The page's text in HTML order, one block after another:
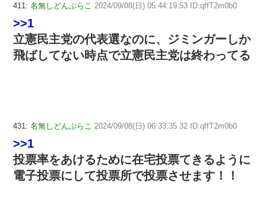
411: 名無しどんぶらこ 2024/09/08(日) 05:44:19.53 ID:qffT2m0b0
>>1
立憲民主党の代表選なのに、ジミンガーしか
飛ばしてない時点で立憲民主党は終わってる
431: 名無しどんぶらこ 2024/09/08(日) 06:33:35.32 ID:qffT2m0b0
>>1
投票率をあけるために在宅投票てきるように
電子投票にして投票所で投票させます！！